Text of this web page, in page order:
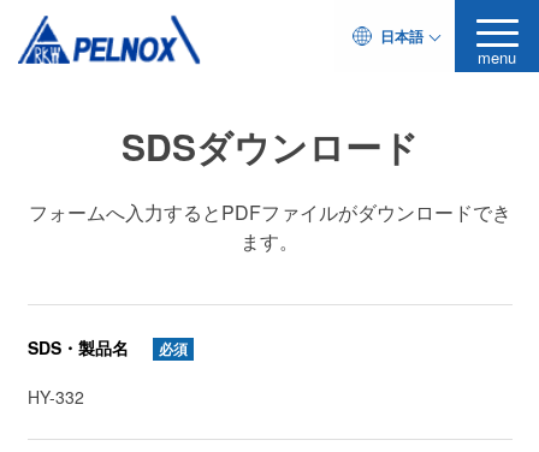
日本語
menu
SDSダウンロード
フォームへ入力するとPDFファイルがダウンロードでき
ます。
SDS・製品名 必須
HY-332